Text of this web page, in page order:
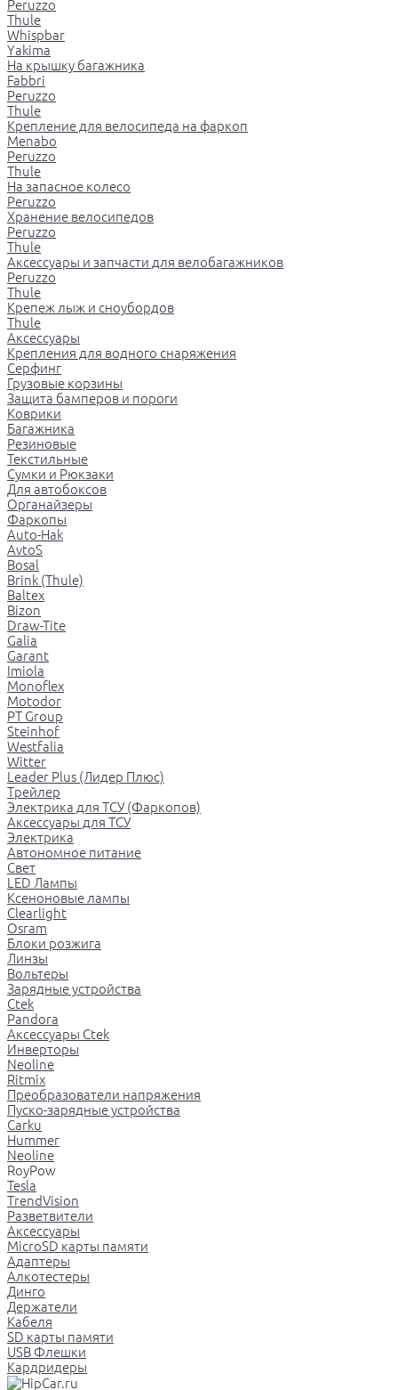
Peruzzo
Thule
Whispbar
Yakima
На крышку багажника
Fabbri
Peruzzo
Thule
Крепление для велосипеда на фаркоп
Menabo
Peruzzo
Thule
На запасное колесо
Peruzzo
Хранение велосипедов
Peruzzo
Thule
Аксессуары и запчасти для велобагажников
Peruzzo
Thule
Крепеж лыж и сноубордов
Thule
Аксессуары
Крепления для водного снаряжения
Серфинг
Грузовые корзины
Защита бамперов и пороги
Коврики
Багажника
Резиновые
Текстильные
Сумки и Рюкзаки
Для автобоксов
Органайзеры
Фаркопы
Auto-Hak
AvtoS
Bosal
Brink (Thule)
Baltex
Bizon
Draw-Tite
Galia
Garant
Imiola
Monoflex
Motodor
PT Group
Steinhof
Westfalia
Witter
Leader Plus (Лидер Плюс)
Трейлер
Электрика для ТСУ (Фаркопов)
Аксессуары для ТСУ
Электрика
Автономное питание
Свет
LED Лампы
Ксеноновые лампы
Clearlight
Osram
Блоки розжига
Линзы
Вольтеры
Зарядные устройства
Ctek
Pandora
Аксессуары Ctek
Инверторы
Neoline
Ritmix
Преобразователи напряжения
Пуско-зарядные устройства
Carku
Hummer
Neoline
RoyPow
Tesla
TrendVision
Разветвители
Аксессуары
MicroSD карты памяти
Адаптеры
Алкотестеры
Динго
Держатели
Кабеля
SD карты памяти
USB Флешки
Кардридеры